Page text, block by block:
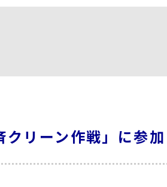
リーン作戦」に参